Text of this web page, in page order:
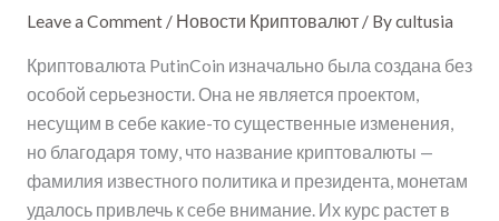
Leave a Comment / Новости Криптовалют/ Bycultusia
Криптовалюта PutinCoin изначально была создана без
особой серьезности. Она не является проектом,
несущим в себе какие-то существенные изменения,
но благодаря тому, что название криптовалюты —
фамилия известного политика и президента, монетам
удалось привлечь к себе внимание. Их курс растет в